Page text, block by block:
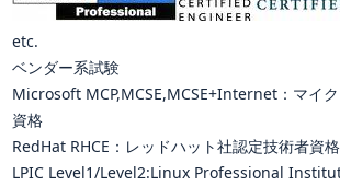
etc.
ベンダー系試験
Microsoft MCP,MCSE,MCSE+Internet：マイ
資格
RedHat RHCE：レッドハット社認定技術者資格
LPIC Level1/Level2:Linux Professional